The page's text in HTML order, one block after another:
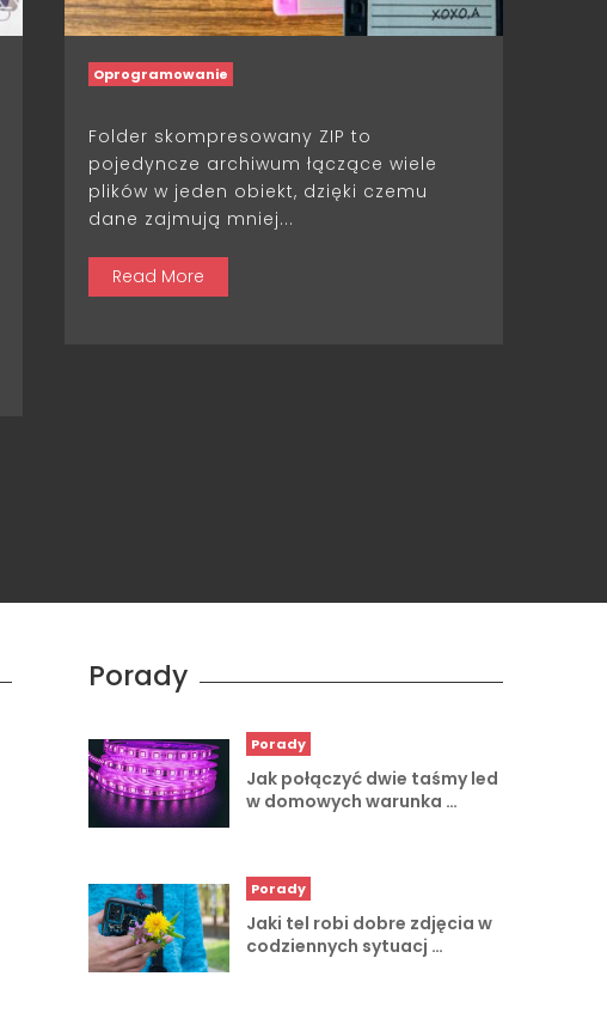
Oprogramowanie
Folder skompresowany ZIP to
pojedyncze archiwum łączące wiele
plików w jeden obiekt, dzięki czemu
dane zajmują mniej...
Read More
Porady
Porady
Jak połączyć dwie taśmy led
w domowych warunka …
Porady
Jaki tel robi dobre zdjęcia w
codziennych sytuacj …